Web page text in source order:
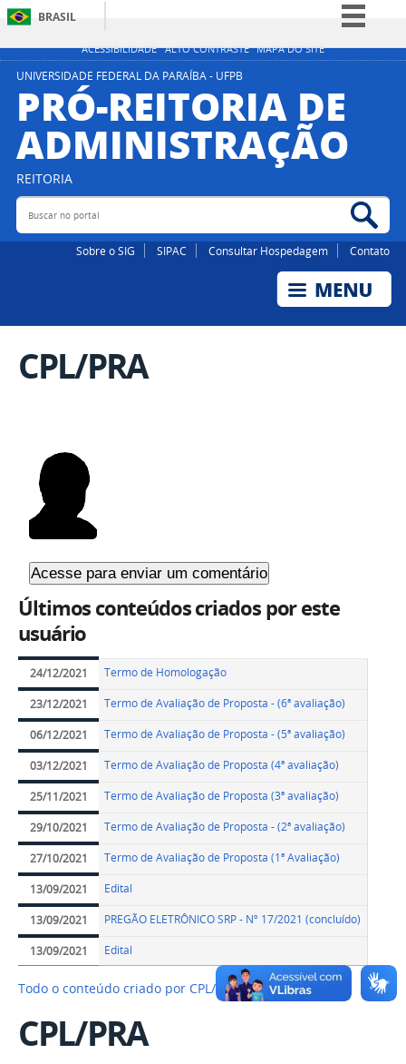
ACESSIBILIDADE ALTO CONTRASTE MAPA DO SITE
BRASIL
Simplifique!
Participe
Acesso à informação
Legislação
UNIVERSIDADE FEDERAL DA PARAÍBA - UFPB
PRÓ-REITORIA DE
ADMINISTRAÇÃO
REITORIA
Buscar no portal
Sobre o SIG SIPAC Consultar Hospedagem Contato
CPL/PRA
Últimos conteúdos criados por este
usuário
24/12/2021 Termo de Homologação
23/12/2021 Termo de Avaliação de Proposta - (6ª avaliação)
06/12/2021 Termo de Avaliação de Proposta - (5ª avaliação)
03/12/2021 Termo de Avaliação de Proposta (4ª avaliação)
25/11/2021 Termo de Avaliação de Proposta (3ª avaliação)
29/10/2021 Termo de Avaliação de Proposta - (2ª avaliação)
27/10/2021 Termo de Avaliação de Proposta (1ª Avaliação)
13/09/2021 Edital
13/09/2021 PREGÃO ELETRÔNICO SRP - Nº 17/2021 (concluído)
13/09/2021 Edital
Todo o conteúdo criado por CPL/PRA…
CPL/PRA